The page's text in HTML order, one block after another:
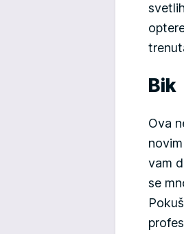
Bik
Ova
vam
se